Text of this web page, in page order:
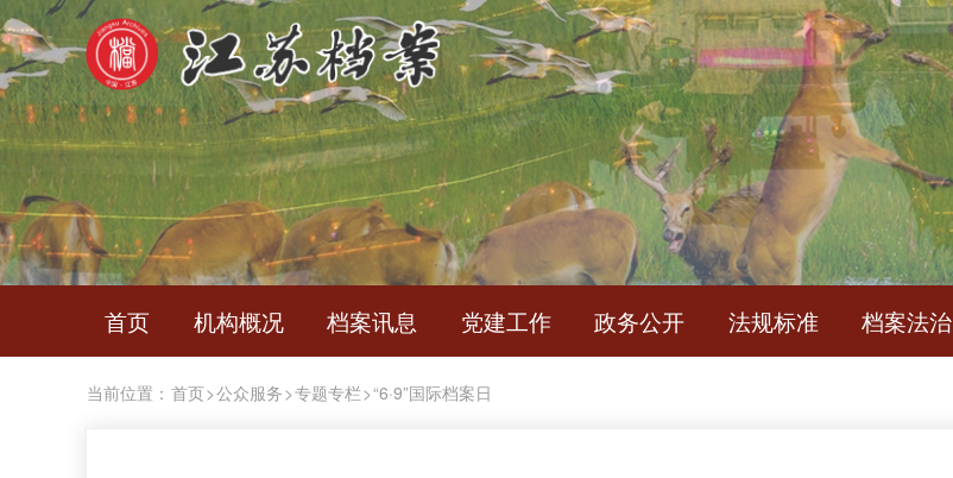
首页 机构概况 档案讯息 党建工作 政务公开 法规标准 档案法治
当前位置： 首页>公众服务>专题专栏>“6·9”国际档案日